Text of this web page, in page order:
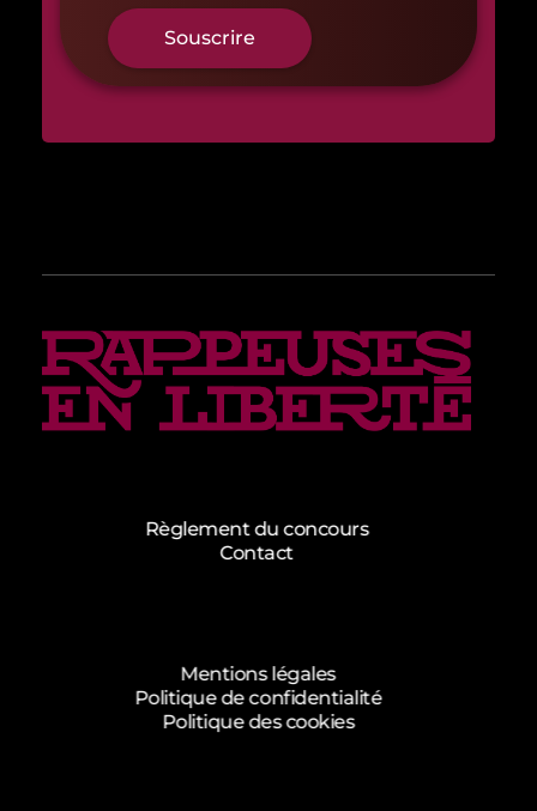
Règlement du concours
Contact
Mentions légales
Politique de confidentialité
Politique des cookies